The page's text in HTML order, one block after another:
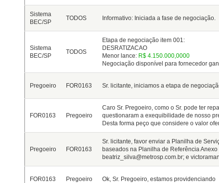
Sistema
BEC/SP
TODOS Informativo: Iniciada a fase de negociação.
Sistema
BEC/SP
TODOS
Etapa de negociação item 001:
DESRATIZACAO
Menor lance: R$ 4.150.000,0000
Negociação disponível para fornecedor
Pregoeiro FOR0163 Sr. licitante, iniciamos a etapa de
FOR0163 Pregoeiro
Caro Sr. Pregoeiro, como o Sr. pode ter
questionaram a exequibilidade de nosso
Desta forma peço que considere o valor
Pregoeiro FOR0163
Sr. licitante, favor enviar a Planilha de
baseados na Planilha de Referência
beatriz_silva@metrosp.com.br; e
FOR0163 Pregoeiro Ok, Sr. Pregoeiro, estamos providenciando